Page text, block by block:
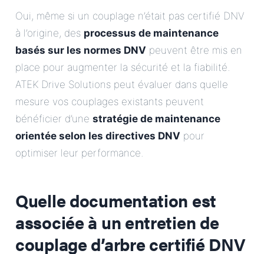
Oui, même si un couplage n’était pas certifié DNV
à l’origine, des processus de maintenance
basés sur les normes DNV peuvent être mis en
place pour augmenter la sécurité et la fiabilité.
ATEK Drive Solutions peut évaluer dans quelle
mesure vos couplages existants peuvent
bénéficier d’une stratégie de maintenance
orientée selon les directives DNV pour
optimiser leur performance.
Quelle documentation est
associée à un entretien de
couplage d’arbre certifié DNV